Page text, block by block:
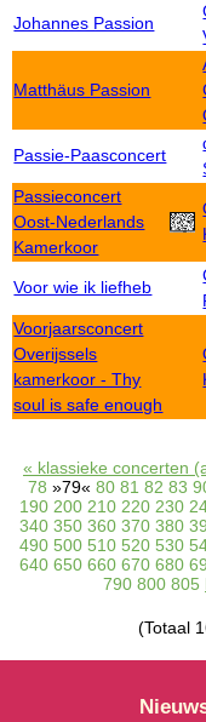
Johannes Passion
Matthäus Passion
Passie-Paasconcert
Passieconcert
Oost-Nederlands
Kamerkoor
Voor wie ik liefheb
Voorjaarsconcert
Overijssels
kamerkoor - Thy
soul is safe enough
« klassieke concerten
78 »79« 80 81 82 83
190 200 210 220 230
340 350 360 370 380
490 500 510 520 530
640 650 660 670 680
790 800 805
(Totaal